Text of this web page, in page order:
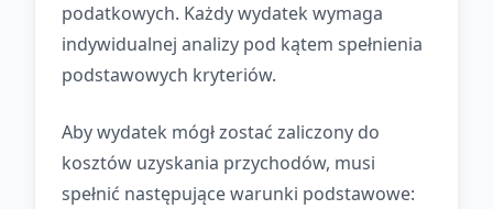
podatkowych. Każdy wydatek wymaga
indywidualnej analizy pod kątem spełnienia
podstawowych kryteriów.
Aby wydatek mógł zostać zaliczony do
kosztów uzyskania przychodów, musi
spełnić następujące warunki podstawowe: